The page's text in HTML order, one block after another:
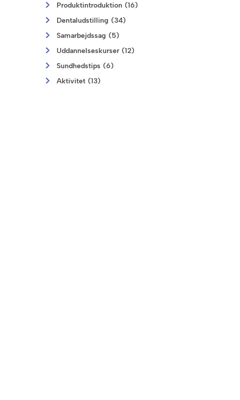
Produktintroduktion (16)
Dentaludstilling (34)
Samarbejdssag (5)
Uddannelseskurser (12)
Sundhedstips (6)
Aktivitet (13)